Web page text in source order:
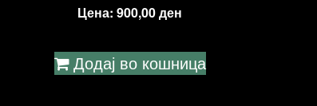
Цена:900,00ден
Додај во кошница